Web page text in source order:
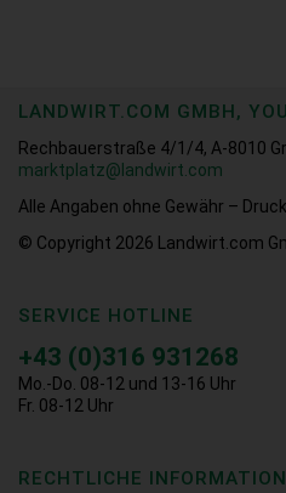
LANDWIRT.COM GMBH,
Rechbauerstraße 4/1/4, A-8010
marktplatz@landwirt.com
Alle Angaben ohne Gewähr –
© Copyright 2026
Landwirt.com
SERVICE HOTLINE
+43 (0)316 931268
Mo.-Do. 08-12 und 13-16 Uhr
Fr. 08-12 Uhr
RECHTLICHE